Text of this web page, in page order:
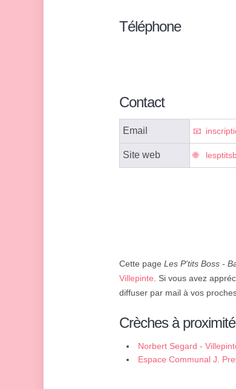
Téléphone
Contact
Email
Site web
Cette page Les P'tits Boss -
Villepinte. Si vous avez
diffuser par mail à vos
Crèches à proximité
Norbert Segard -
Espace Communal J.